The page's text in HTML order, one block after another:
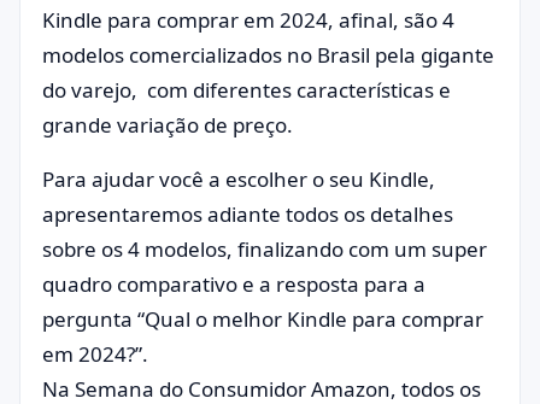
Kindle para comprar em 2024, afinal, são 4
modelos comercializados no Brasil pela gigante
do varejo, com diferentes características e
grande variação de preço.
Para ajudar você a escolher o seu Kindle,
apresentaremos adiante todos os detalhes
sobre os 4 modelos, finalizando com um super
quadro comparativo e a resposta para a
pergunta “Qual o melhor Kindle para comprar
em 2024?”.
Na Semana do Consumidor Amazon, todos os